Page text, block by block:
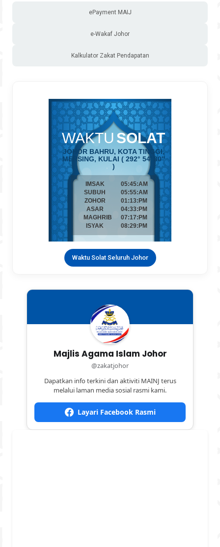
ePayment MAIJ
e-Wakaf Johor
Kalkulator Zakat Pendapatan
Waktu Solat Seluruh Johor
Majlis Agama Islam Johor
@zakatjohor
Dapatkan info terkini dan aktiviti MAINJ terus
melalui laman media sosial rasmi kami.
Layari Facebook Rasmi